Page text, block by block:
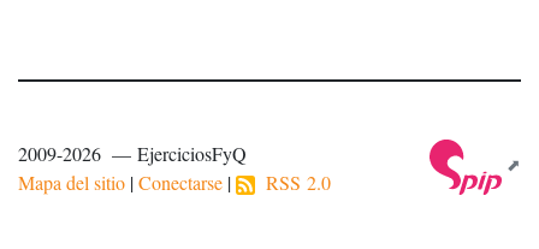
2009-2026 — EjerciciosFyQ
Mapa del sitio |Conectarse | RSS 2.0